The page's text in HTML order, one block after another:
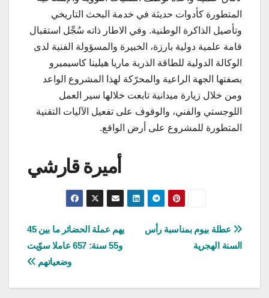
المتطورة كأدوات حديثة في خدمة البحث التاريخي
وتأصيل الذاكرة الوطنية. وفي الاطار ذاته سُجِّل استقبال
قامة علمية دولية بارزة، الخبيرة والمسؤولة الفنية لدى
الوكالة الدولية للطاقة الذرية ماريا هيلينا كاسيميرو
بصفتها الجهة الراعية والمحرّكة لهذا المشروع الواعد
ومن خلال زيارة ميدانية تابعت خلالها سير العمل
اللوجستي والفني، والوقوف على تفعيل الآليات التقنية
المتطورة للمشروع على أرض الواقع.
أميرة قارشي
تصفّح
المقالات
يهم عملة الحضائر ما بين 45
و55 سنة: 657 عاملا سوّيت
وضعياتهم
عطلة بيوم بمناسبة رأس
السنة الهجرية